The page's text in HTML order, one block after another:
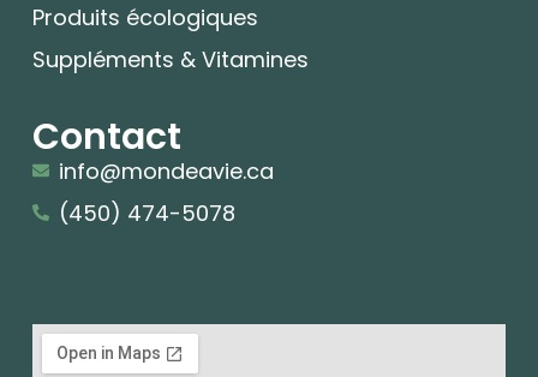
Produits écologiques
Suppléments & Vitamines
Contact
info@mondeavie.ca
(450) 474-5078